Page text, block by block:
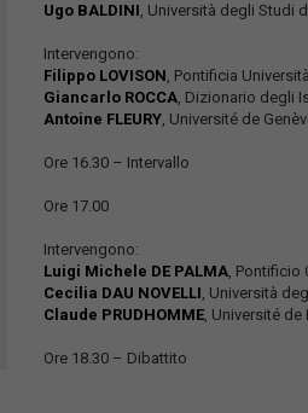
Ugo BALDINI, Università degli Studi
Intervengono:
Filippo LOVISON, Pontificia
Giancarlo ROCCA, Dizionario degli
Antoine FLEURY, Université de
Ore 16.30 – Intervallo
Ore 17.00
Intervengono:
Luigi Michele DE PALMA, Pontificio
Cecilia DAU NOVELLI, Università
Claude PRUDHOMME, Université de
Ore 18.30 – Dibattito